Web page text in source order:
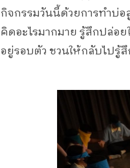
กิจกรรมวันนี้ด้วยการทำบ่
คิดอะไรมากมาย รู้สึกปล่อ
อยู่รอบตัว ชวนให้กลับไปรู้